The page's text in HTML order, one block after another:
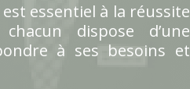
essentiel à la réussite
dispose d’une
à ses besoins et